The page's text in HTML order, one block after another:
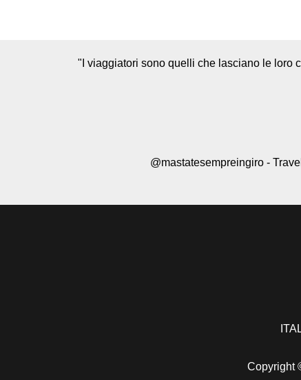
"I viaggiatori sono quelli che lasciano le loro
@mastatesempreingiro -
Copyright